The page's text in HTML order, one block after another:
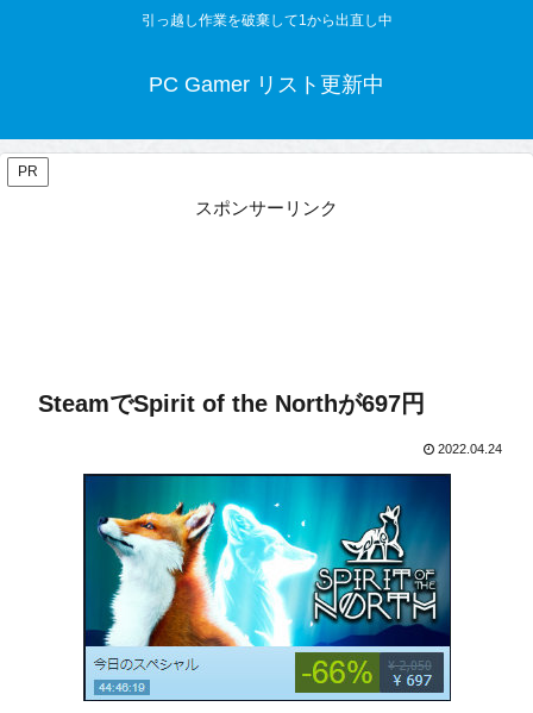
引っ越し作業を破棄して1から出直し中
PC Gamer リスト更新中
PR
スポンサーリンク
SteamでSpirit of the Northが697円
2022.04.24